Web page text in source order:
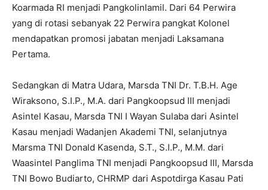
Koarmada RI menjadi Pangkolinlamil. Dari 64 Perwira
yang di rotasi sebanyak 22 Perwira pangkat Kolonel
mendapatkan promosi jabatan menjadi Laksamana
Pertama.
Sedangkan di Matra Udara, Marsda TNI Dr. T.B.H. Age
Wiraksono, S.I.P., M.A. dari Pangkoopsud III menjadi
Asintel Kasau, Marsda TNI I Wayan Sulaba dari Asintel
Kasau menjadi Wadanjen Akademi TNI, selanjutnya
Marsma TNI Donald Kasenda, S.T., S.I.P., M.M. dari
Waasintel Panglima TNI menjadi Pangkoopsud III, Marsda
TNI Bowo Budiarto, CHRMP dari Aspotdirga Kasau Pati